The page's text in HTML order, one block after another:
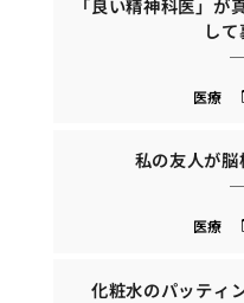
「良い精神科医」
し
医療
私の友人が
医療
化粧水のパッティ